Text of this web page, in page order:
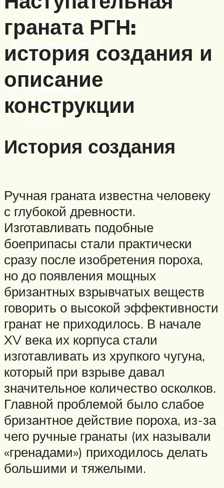
Вертолеты
Корабли
Пистолеты
Автоматы
Пулеметы
Винтовки
Ружья
Меню
граната РГН:
история создания и
описание
конструкции
История создания
Ручная граната известна человеку
с глубокой древности.
Изготавливать подобные
боеприпасы стали практически
сразу после изобретения пороха,
но до появления мощных
бризантных взрывчатых веществ
говорить о высокой эффективности
гранат не приходилось. В начале
XV века их корпуса стали
изготавливать из хрупкого чугуна,
который при взрыве давал
значительное количество осколков.
Главной проблемой было слабое
бризантное действие пороха, из-за
чего ручные гранаты (их называли
«гренадами») приходилось делать
большими и тяжелыми.